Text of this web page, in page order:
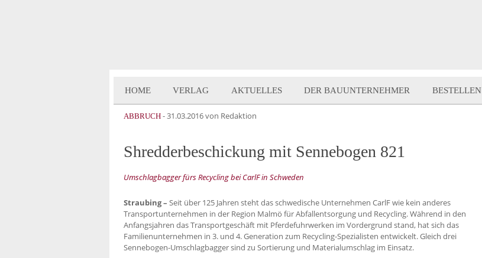
HOME VERLAG AKTUELLES DER BAUUNTERNEHMER BESTELLEN
ABBRUCH -31.03.2016von Redaktion
Shredderbeschickung mit Sennebogen 821
Umschlagbagger fürs Recycling bei CarlF in Schweden
Straubing – Seit über 125 Jahren steht das schwedische Unternehmen CarlF wie kein anderes
Transportunternehmen in der Region Malmö für Abfallentsorgung und Recycling. Während in den
Anfangsjahren das Transportgeschäft mit Pferdefuhrwerken im Vordergrund stand, hat sich das
Familienunternehmen in 3. und 4. Generation zum Recycling-Spezialisten entwickelt. Gleich drei
Sennebogen-Umschlagbagger sind zu Sortierung und Materialumschlag im Einsatz.